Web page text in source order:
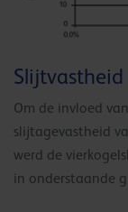
Slijtvastheid
Om de invloed
slijtagevastheid
werd de
in onderstaande